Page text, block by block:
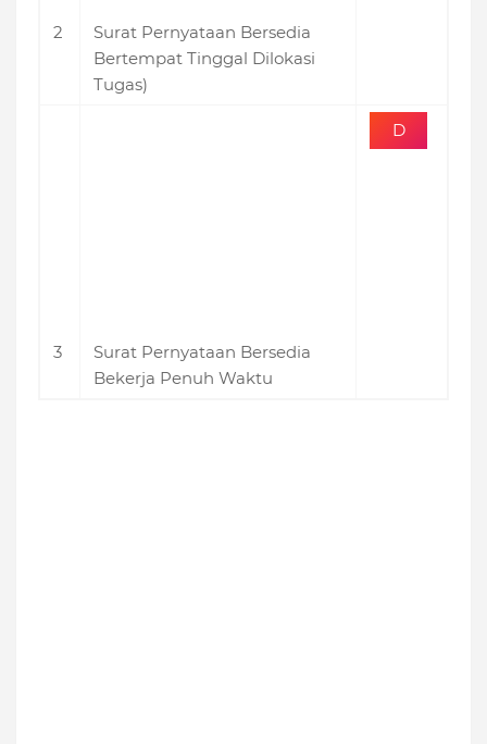
2
Surat Pernyataan Bersedia
Bertempat Tinggal Dilokasi
Tugas)
3
Surat Pernyataan Bersedia
Bekerja Penuh Waktu
D